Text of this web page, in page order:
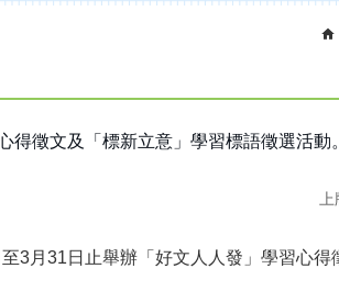
徵文及「標新立意」學習標語徵選活動。
3月31日止舉辦「好文人人發」學習心得